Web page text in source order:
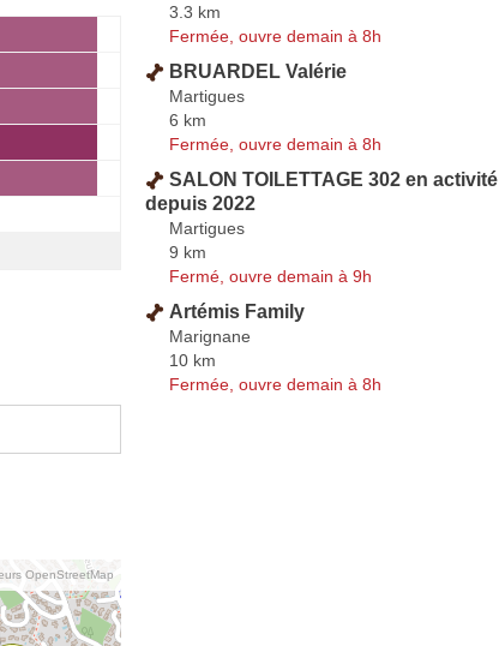
OpenStreetMap
3.3 km
Fermée, ouvre demain à 8h
BRUARDEL Valérie
Martigues
6 km
Fermée, ouvre demain à 8h
SALON TOILETTAGE 302 en activité
depuis 2022
Martigues
9 km
Fermé, ouvre demain à 9h
Artémis Family
Marignane
10 km
Fermée, ouvre demain à 8h